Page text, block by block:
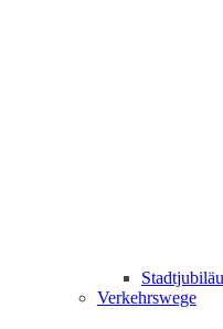
Verkehrswege